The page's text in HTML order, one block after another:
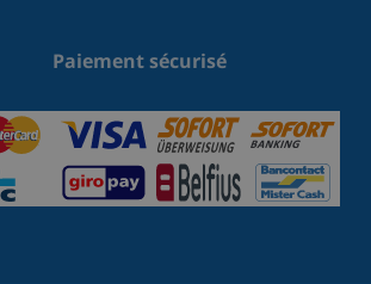
Paiement sécurisé